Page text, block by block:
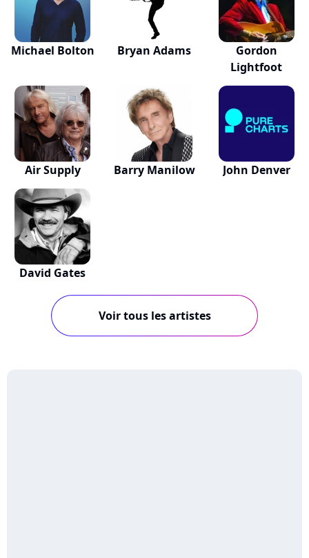
Michael Bolton Bryan Adams
Gordon
Lightfoot
Air Supply Barry Manilow John Denver
David Gates
Voir tous les artistes